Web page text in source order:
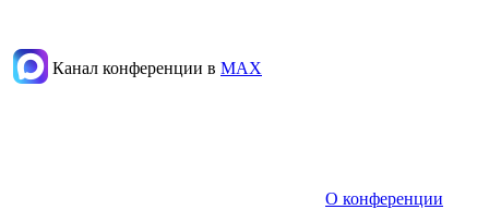
Канал конференции в МАХ
О конференции